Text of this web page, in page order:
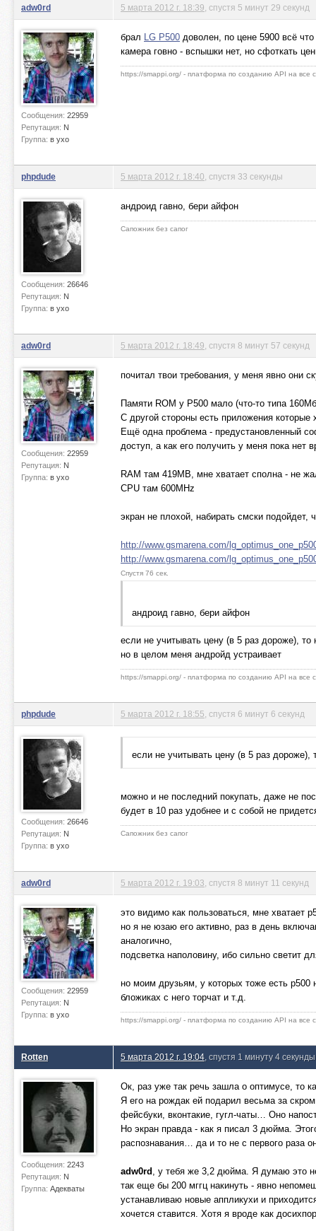
adw0rd
Сообщения: 22959
Репутация: N
Группа: в ухо
5 марта 2012 г. 18:39 , спустя 5 минут 29 секунд
брал LG P500 доволен, по цене 5900 всё
камера говно - вспышки нет, но сфоткать
https://smappi.org/ - платформа по созданию API на все
phpdude
Сообщения: 26646
Репутация: N
Группа: в ухо
5 марта 2012 г. 18:40 , спустя 33 секунды
андроид гавно, бери айфон
Сапожник без сапог
adw0rd
Сообщения: 22959
Репутация: N
Группа: в ухо
5 марта 2012 г. 18:49 , спустя 8 минут 57 секунд
почитал твои требования, у меня явно они
Памяти ROM у P500 мало (что-то типа
С другой стороны есть приложения
Ещё одна проблема - предустановленный
доступ, а как его получить у меня пока нет
RAM там 419MB, мне хватает сполна - не
CPU там 600MHz
экран не плохой, набирать смски подойдет,
http://www.gsmarena.com/
http://www.gsmarena.com/
Спустя 76 сек.
андроид гавно, бери айфон
если не учитывать цену (в 5 раз дороже),
но в целом меня андройд устраивает
https://smappi.org/ - платформа по созданию API на все
phpdude
Сообщения: 26646
Репутация: N
Группа: в ухо
5 марта 2012 г. 18:55 , спустя 6 минут 6 секунд
если не учитывать цену (в 5 раз
можно и не последний покупать, даже не
будет в 10 раз удобнее и с собой не
Сапожник без сапог
adw0rd
Сообщения: 22959
Репутация: N
Группа: в ухо
5 марта 2012 г. 19:03 , спустя 8 минут 11 секунд
это видимо как пользоваться, мне хватает
но я не юзаю его активно, раз в день
аналогично,
подсветка наполовину, ибо сильно светит
но моим друзьям, у которых тоже есть p500
бложиках с него торчат и т.д.
https://smappi.org/ - платформа по созданию API на все
Rotten
Сообщения: 2243
Репутация: N
Группа: Адекваты
5 марта 2012 г. 19:04 , спустя 1 минуту 4 секунды
Ок, раз уже так речь зашла о оптимусе, то
Я его на рождак ей подарил весьма за
фейсбуки, вконтакие, гугл-чаты… Оно
Но экран правда - как я писал 3 дюйма.
распознавания… да и то не с первого раза
adw0rd , у тебя же 3,2 дюйма. Я думаю это
так еще бы 200 мггц накинуть - явно
устанавливаю новые аппликухи и
хочется ставится. Хотя я вроде как